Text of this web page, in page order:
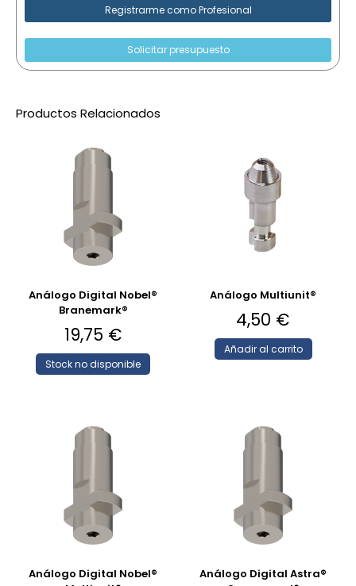
Registrarme como Profesional
Solicitar presupuesto
Productos Relacionados
Análogo Digital Nobel®
Branemark®
19,75 €
Stock no disponible
Análogo Multiunit®
4,50 €
Añadir al carrito
Análogo Digital Nobel®
Análogo Digital Astra®